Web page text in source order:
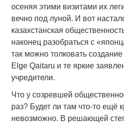
осеняя этими визитами их
вечно под луной. И вот
казахстанская
наконец разобраться с
так можно толковать
Elge Qaitaru и те яркие
учредители.
Что у созревшей
раз? Будет ли там что-то ещё
невозможно. В решающей